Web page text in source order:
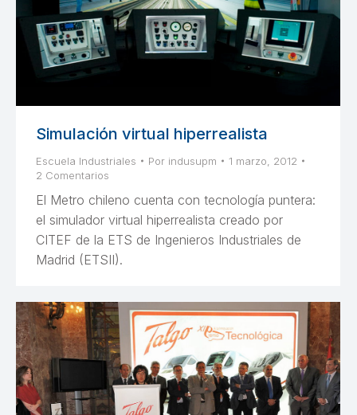
Simulación virtual hiperrealista
Escuela Industriales Por indusupm
1 marzo, 2012
2 Comentarios
El Metro chileno cuenta con tecnología puntera:
el simulador virtual hiperrealista creado por
CITEF de la ETS de Ingenieros Industriales de
Madrid (ETSII).